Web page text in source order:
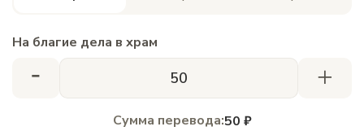
На благие дела в храм
- +
Сумма перевода:50 ₽